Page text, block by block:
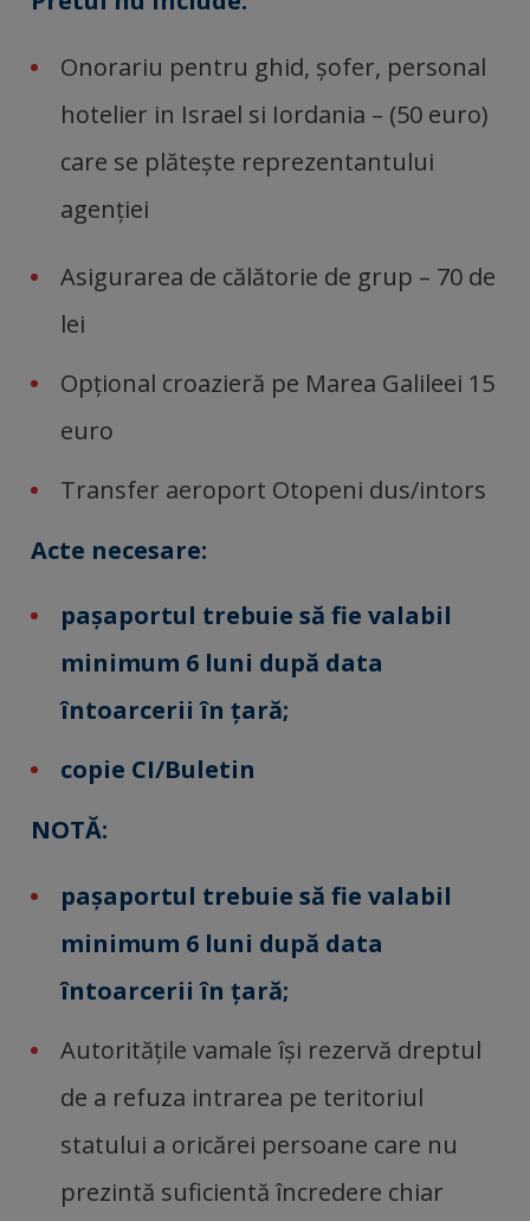
Onorariu pentru ghid, șofer, personal
hotelier in Israel si Iordania – (50 euro)
care se plăteşte reprezentantului
agenţiei
Asigurarea de călătorie de grup – 70 de
lei
Opțional croazieră pe Marea Galileei 15
euro
Transfer aeroport Otopeni dus/intors
Acte necesare:
paşaportul trebuie să fie valabil
minimum 6 luni după data
întoarcerii în ţară;
copie CI/Buletin
NOTĂ:
paşaportul trebuie să fie valabil
minimum 6 luni după data
întoarcerii în ţară;
Autorităţile vamale îşi rezervă dreptul
de a refuza intrarea pe teritoriul
statului a oricărei persoane care nu
prezintă suficientă încredere chiar